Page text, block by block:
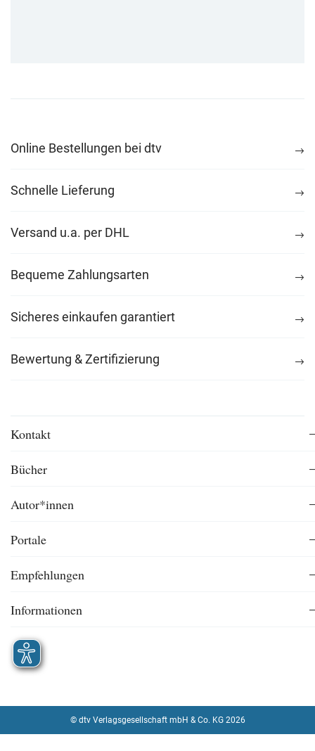
Online Bestellungen bei dtv
Schnelle Lieferung
Versand u.a. per DHL
Bequeme Zahlungsarten
Sicheres einkaufen garantiert
Bewertung & Zertifizierung
Kontakt
Bücher
Autor*innen
Portale
Empfehlungen
Informationen
© dtv Verlagsgesellschaft mbH & Co. KG 2026